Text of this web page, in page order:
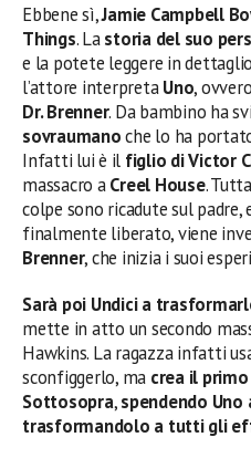
Ebbene sì,Jamie Campbell
Things. Lastoria del suo
e la potete leggere in dettaglio
l’attore interpretaUno,
Dr. Brenner. Da bambino ha
sovraumanoche lo ha
Infatti lui è il figlio di Victor
massacro aCreel House.
colpe sono ricadute sul padre,
finalmente liberato, viene
Brenner, che inizia i suoi
Sarà poi Undici a
mette in atto un secondo
Hawkins. La ragazza infatti
sconfiggerlo, ma crea il
Sottosopra,spendendo
trasformandolo a tutti gli